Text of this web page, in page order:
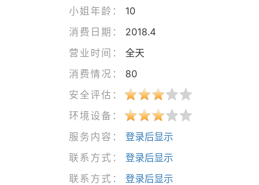
小姐年龄：
10
消费日期：
2018.4
营业时间：
全天
消费情况：
80
安全评估：
环境设备：
服务内容：
登录后显示
联系方式：
登录后显示
联系方式：
登录后显示